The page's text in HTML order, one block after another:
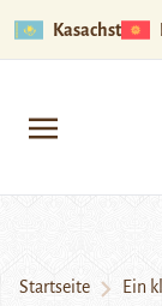
Kasachstan
Startseite Ein